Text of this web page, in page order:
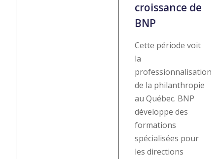
croissance de
BNP
Cette période voit
la
professionnalisation
de la philanthropie
au Québec. BNP
développe des
formations
spécialisées pour
les directions